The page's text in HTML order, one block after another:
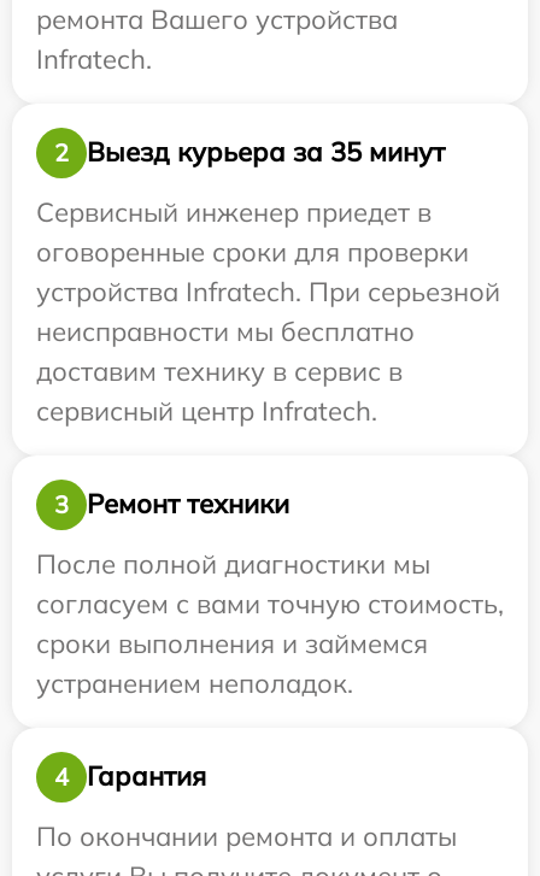
ремонта Вашего устройства
Infratech.
2
Выезд курьера за 35 минут
Сервисный инженер приедет в
оговоренные сроки для проверки
устройства Infratech. При серьезной
неисправности мы бесплатно
доставим технику в сервис в
сервисный центр Infratech.
3
Ремонт техники
После полной диагностики мы
согласуем с вами точную стоимость,
сроки выполнения и займемся
устранением неполадок.
4
Гарантия
По окончании ремонта и оплаты